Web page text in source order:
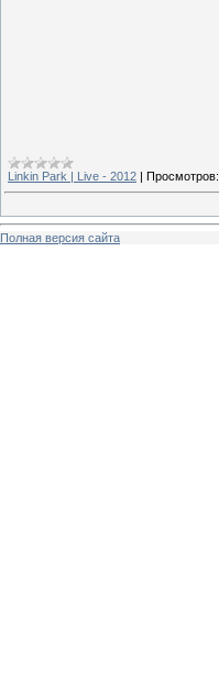
Linkin Park | Live - 2012 | Просмотров:
Полная версия сайта